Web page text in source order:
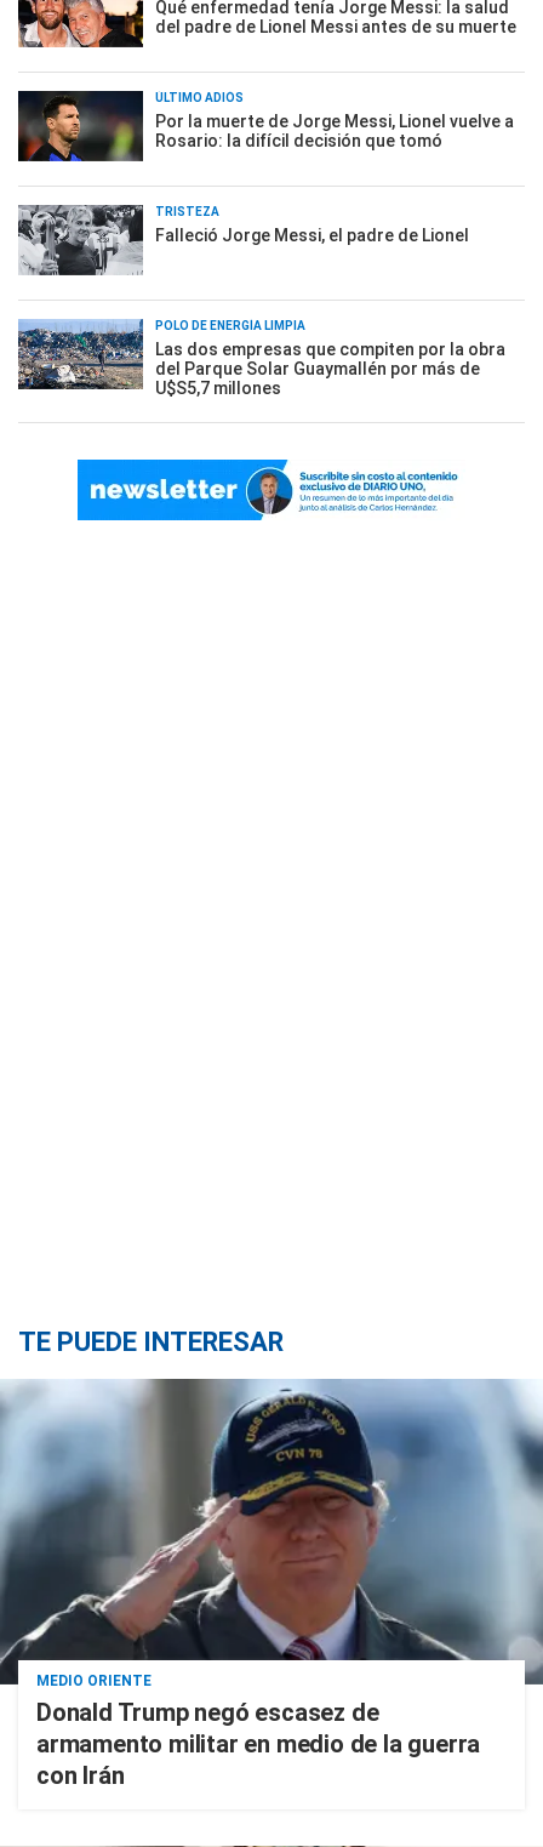
Qué enfermedad tenía Jorge Messi: la salud
del padre de Lionel Messi antes de su muerte
ÚLTIMO ADIÓS
Por la muerte de Jorge Messi, Lionel vuelve a
Rosario: la difícil decisión que tomó
TRISTEZA
Falleció Jorge Messi, el padre de Lionel
POLO DE ENERGÍA LIMPIA
Las dos empresas que compiten por la obra
del Parque Solar Guaymallén por más de
U$S5,7 millones
TE PUEDE INTERESAR
MEDIO ORIENTE
Donald Trump negó escasez de
armamento militar en medio de la guerra
con Irán